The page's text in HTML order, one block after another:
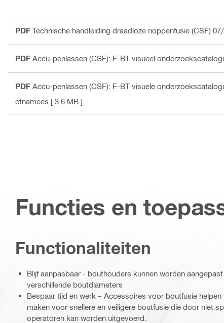
PDF Technische handleiding draadloze noppenfusie (CSF)
PDF Accu-penlassen (CSF): F-BT visueel
PDF Accu-penlassen (CSF): F-BT visuele
etnamees [ 3.6 MB ]
Functies en
Functionaliteiten
Blijf aanpasbaar - bouthouders kunnen worden
verschillende boutdiameters
Bespaar tijd en werk – Accessoires voor boutfusie
maken voor snellere en veiligere boutfusie die door niet
operatoren kan worden uitgevoerd.